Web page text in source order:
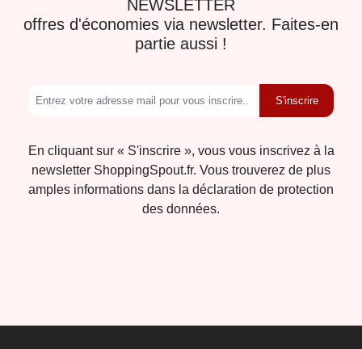
NEWSLETTER
offres d'économies via newsletter. Faites-en
partie aussi !
S'inscrire
En cliquant sur « S'inscrire », vous vous inscrivez à la
newsletter ShoppingSpout.fr. Vous trouverez de plus
amples informations dans la déclaration de protection
des données.